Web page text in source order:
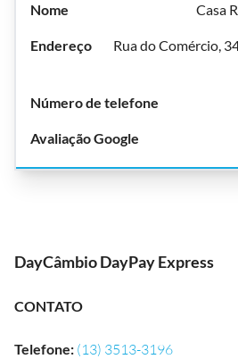
Casa
Rua do Comércio,
DayCâmbio DayPay Express
CONTATO
Telefone: (13) 3513-3196